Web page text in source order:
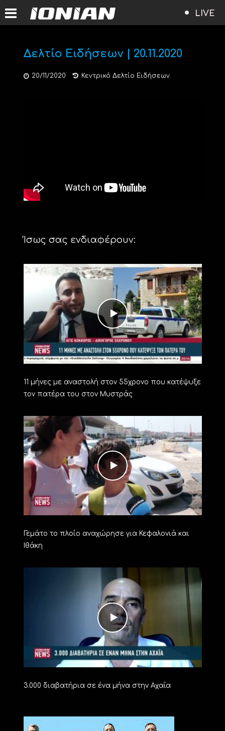
LIVE
Δελτίο Ειδήσεων | 20.11.2020
20/11/2020 Κεντρικό Δελτίο Ειδήσεων
Ίσως σας ενδιαφέρουν:
11 μήνες με αναστολή στον 55χρονο που κατέψυξε
τον πατέρα του στον Μυστράς
Γεμάτο το πλοίο αναχώρησε για Κεφαλονιά και
Ιθάκη
3.000 διαβατήρια σε ένα μήνα στην Αχαΐα